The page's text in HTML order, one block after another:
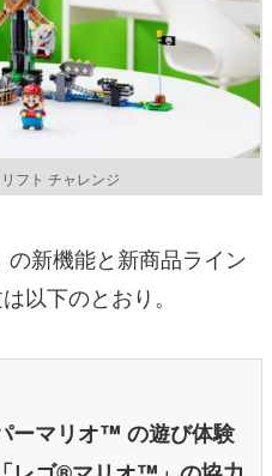
フト チャレンジ
新機能と新商品ライン
以下のとおり。
ーマリオ™ の遊び体験